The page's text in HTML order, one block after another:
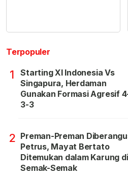
Terpopuler
1
Starting XI Indonesia Vs
Singapura, Herdaman
Gunakan Formasi Agresif
3-3
2 Preman-Preman
Petrus, Mayat Bertato
Ditemukan dalam Karung di
Semak-Semak